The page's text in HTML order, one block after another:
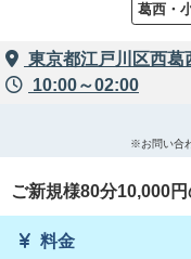
葛西・
東京都江戸川区西葛
10:00～02:00
※お問い合
ご新規様80分10,000円
料金